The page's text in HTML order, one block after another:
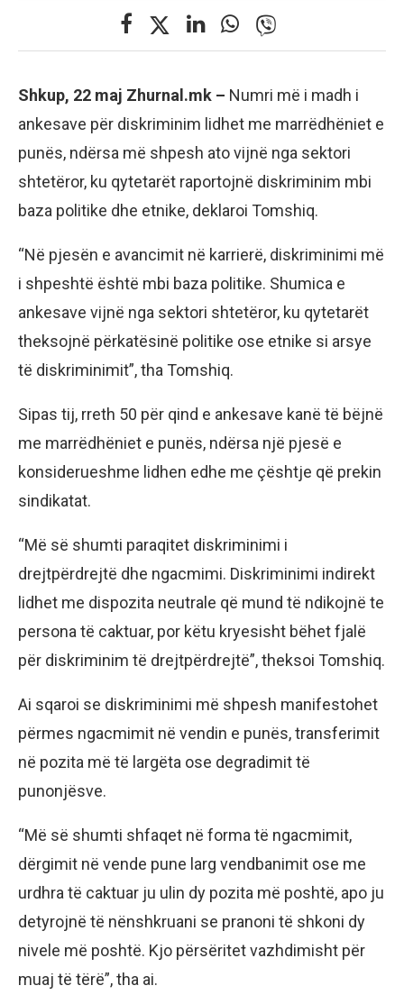
Shkup, 22 maj Zhurnal.mk – Numri më i madh i
ankesave për diskriminim lidhet me marrëdhëniet e
punës, ndërsa më shpesh ato vijnë nga sektori
shtetëror, ku qytetarët raportojnë diskriminim mbi
baza politike dhe etnike, deklaroi Tomshiq.
“Në pjesën e avancimit në karrierë, diskriminimi më
i shpeshtë është mbi baza politike. Shumica e
ankesave vijnë nga sektori shtetëror, ku qytetarët
theksojnë përkatësinë politike ose etnike si arsye
të diskriminimit”, tha Tomshiq.
Sipas tij, rreth 50 për qind e ankesave kanë të bëjnë
me marrëdhëniet e punës, ndërsa një pjesë e
konsiderueshme lidhen edhe me çështje që prekin
sindikatat.
“Më së shumti paraqitet diskriminimi i
drejtpërdrejtë dhe ngacmimi. Diskriminimi indirekt
lidhet me dispozita neutrale që mund të ndikojnë te
persona të caktuar, por këtu kryesisht bëhet fjalë
për diskriminim të drejtpërdrejtë”, theksoi Tomshiq.
Ai sqaroi se diskriminimi më shpesh manifestohet
përmes ngacmimit në vendin e punës, transferimit
në pozita më të largëta ose degradimit të
punonjësve.
“Më së shumti shfaqet në forma të ngacmimit,
dërgimit në vende pune larg vendbanimit ose me
urdhra të caktuar ju ulin dy pozita më poshtë, apo ju
detyrojnë të nënshkruani se pranoni të shkoni dy
nivele më poshtë. Kjo përsëritet vazhdimisht për
muaj të tërë”, tha ai.